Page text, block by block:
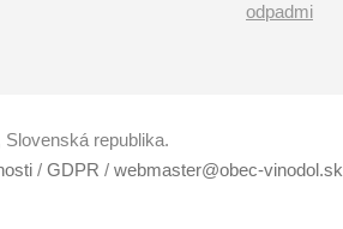
odpadmi
republika.
/ GDPR / webmaster@obec-vinodol.sk